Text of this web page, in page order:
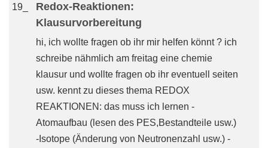
19_
Redox-Reaktionen:
Klausurvorbereitung
hi, ich wollte fragen ob ihr mir helfen könnt ? ich
schreibe nähmlich am freitag eine chemie
klausur und wollte fragen ob ihr eventuell seiten
usw. kennt zu dieses thema REDOX
REAKTIONEN: das muss ich lernen -
Atomaufbau (lesen des PES,Bestandteile usw.)
-Isotope (Änderung von Neutronenzahl usw.) -